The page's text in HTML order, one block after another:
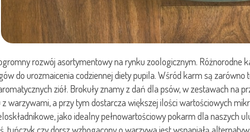
rozwój asortymentowy na rynku zoologicznym. Różnorodne
do urozmaicenia codziennej diety pupila. Wśród karm są zarówno
ziół. Brokuły znamy z dań dla psów, w zestawach na
warzywami, a przy tym dostarcza większej ilości wartościowych
jako idealny pełnowartościowy pokarm dla naszych